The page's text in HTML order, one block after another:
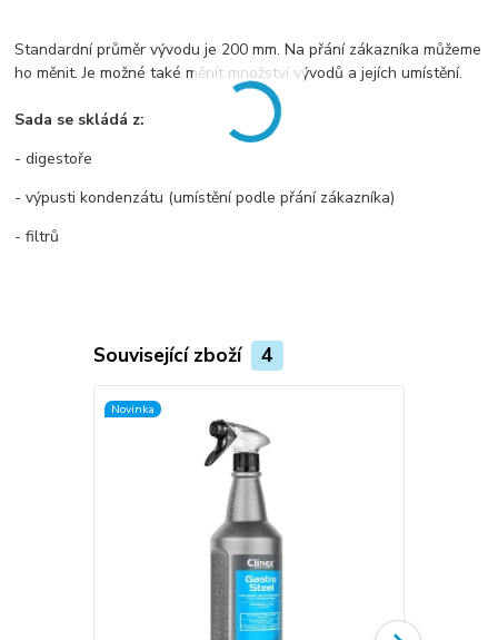
Standardní průměr vývodu je 200 mm. Na přání zákazníka můžeme
ho měnit. Je možné také měnít množství vývodů a jejích umístění.
Sada se skládá z:
- digestoře
- výpusti kondenzátu (umístění podle přání zákazníka)
- filtrů
Související zboží 4
Novinka